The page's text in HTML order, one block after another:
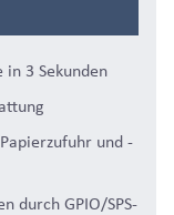
in 3 Sekunden
und -
durch GPIO/SPS-